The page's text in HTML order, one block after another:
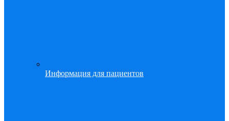
Информация для пациентов